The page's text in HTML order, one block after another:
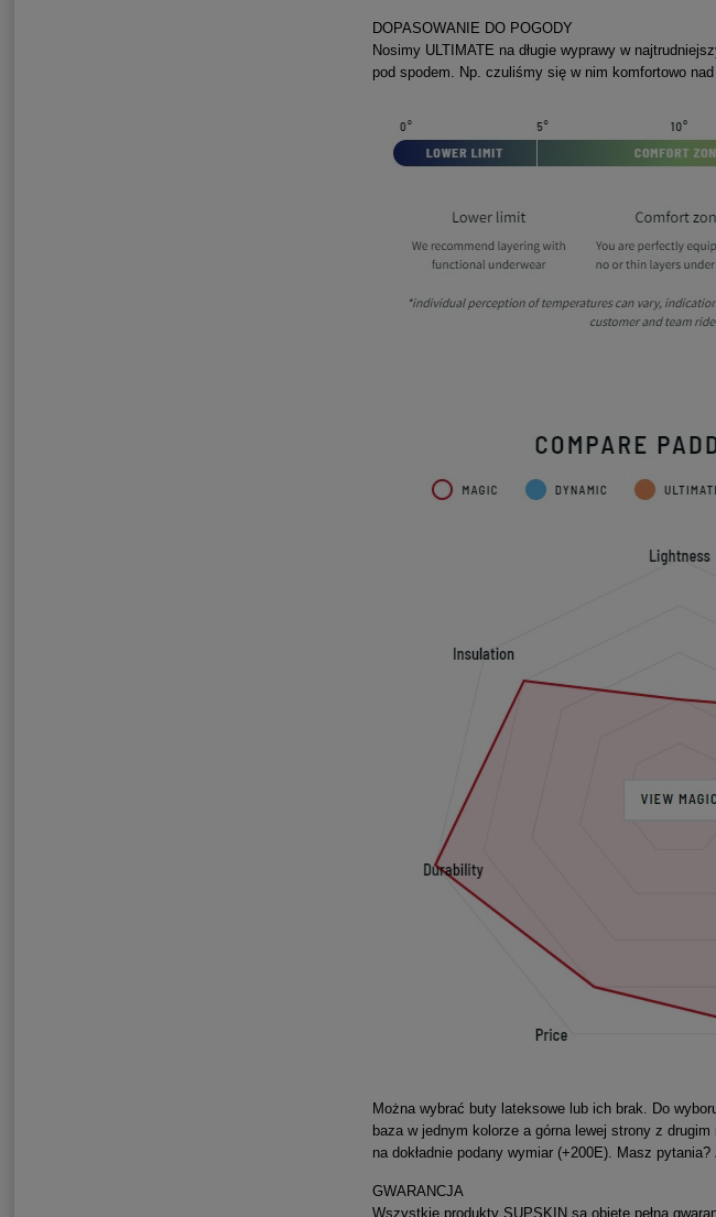
DOPASOWANIE DO POGODY
Nosimy ULTIMATE na długie wyprawy w
pod spodem. Np. czuliśmy się w nim komfortowo
Można wybrać buty lateksowe lub ich brak. Do
baza w jednym kolorze a górna lewej strony z
na dokładnie podany wymiar (+200E). Masz
GWARANCJA
Wszystkie produkty SUPSKIN są objęte pełną